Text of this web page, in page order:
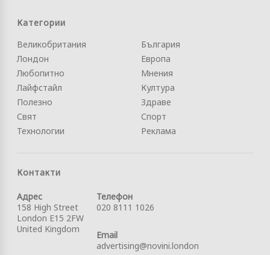
Категории
Великобритания
Лондон
Любопитно
Лайфстайл
Полезно
Свят
Технологии
България
Европа
Мнения
Култура
Здраве
Спорт
Реклама
Контакти
Адрес
158 High Street
London E15 2FW
United Kingdom
Телефон
020 8111 1026
Email
advertising@novini.london